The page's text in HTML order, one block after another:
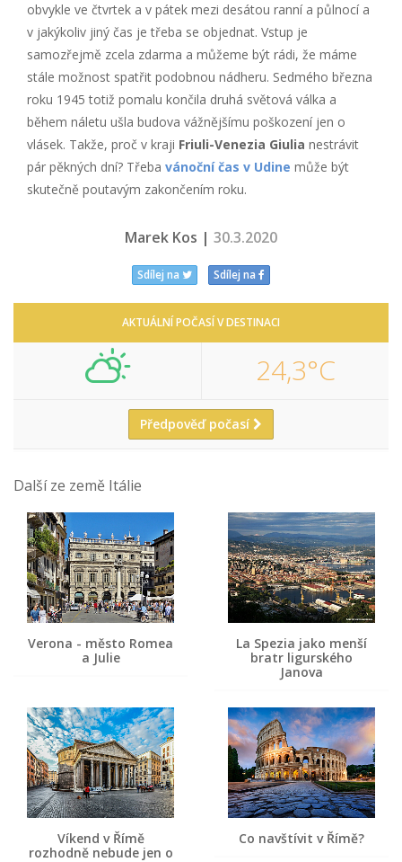
obvykle ve čtvrtek a v pátek mezi desátou ranní a půlnocí a
v jakýkoliv jiný čas je třeba se objednat. Vstup je
samozřejmě zcela zdarma a můžeme být rádi, že máme
stále možnost spatřit podobnou nádheru. Sedmého března
roku 1945 totiž pomalu končila druhá světová válka a
během náletu ušla budova vážnějšímu poškození jen o
vlásek. Takže, proč v kraji Friuli-Venezia Giulia nestrávit
pár pěkných dní? Třeba vánoční čas v Udine může být
skutečně poutavým zakončením roku.
Marek Kos | 30.3.2020
Sdílej na Sdílej na
AKTUÁLNÍ POČASÍ V DESTINACI
24,3°C
Předpověď počasí
Další ze země Itálie
Verona - město Romea
a Julie
La Spezia jako menší
bratr ligurského
Janova
Víkend v Římě
rozhodně nebude jen o
Co navštívit v Římě?